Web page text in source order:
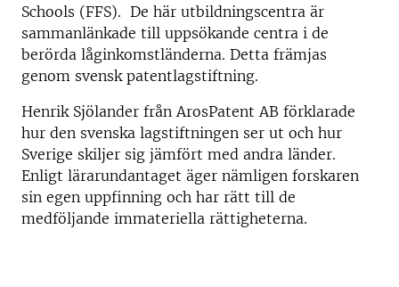
Schools (FFS). De här utbildningscentra är
sammanlänkade till uppsökande centra i de
berörda låginkomstländerna. Detta främjas
genom svensk patentlagstiftning.
Henrik Sjölander från ArosPatent AB förklarade
hur den svenska lagstiftningen ser ut och hur
Sverige skiljer sig jämfört med andra länder.
Enligt lärarundantaget äger nämligen forskaren
sin egen uppfinning och har rätt till de
medföljande immateriella rättigheterna.